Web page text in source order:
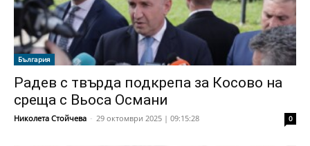
България
Радев с твърда подкрепа за Косово на
среща с Вьоса Османи
Николета Стойчева - 29 октомври 2025 | 09:15:28 0